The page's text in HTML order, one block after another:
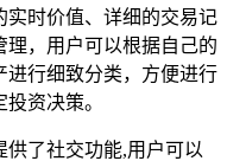
实时价值、详细的交易记
理，用户可以根据自己的
进行细致分类，方便进行
资决策。
供了社交功能,用户可以